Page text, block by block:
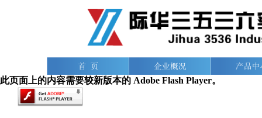
此页面上的内容需要较新版本的 Adobe Flash Player。